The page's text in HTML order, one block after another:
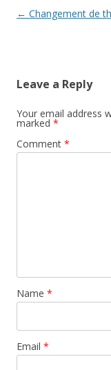
Post
← Changement de
Leave a Reply
Your email address
marked *
Comment *
Name *
Email *